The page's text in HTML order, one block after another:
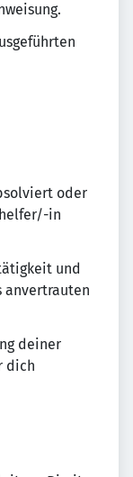
oder
in
und
anvertrauten
deiner
dich